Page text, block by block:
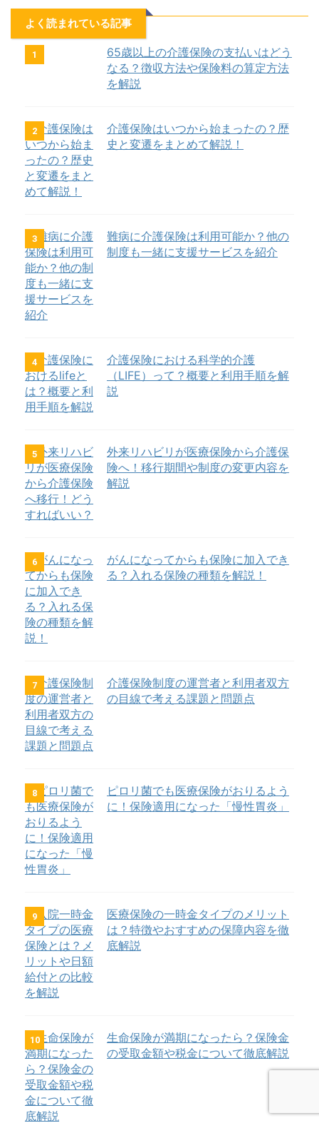
よく読まれている記事
1
65歳以上の介護保険の支払いはどう
なる？徴収方法や保険料の算定方法
を解説
2
介護保険はいつから始まったの？歴
史と変遷をまとめて解説！
3
難病に介護保険は利用可能か？他の
制度も一緒に支援サービスを紹介
4
介護保険における科学的介護
（LIFE）って？概要と利用手順を解
説
5
外来リハビリが医療保険から介護保
険へ！移行期間や制度の変更内容を
解説
6
がんになってからも保険に加入でき
る？入れる保険の種類を解説！
7
介護保険制度の運営者と利用者双方
の目線で考える課題と問題点
8
ピロリ菌でも医療保険がおりるよう
に！保険適用になった「慢性胃炎」
9
医療保険の一時金タイプのメリット
は？特徴やおすすめの保障内容を徹
底解説
10
生命保険が満期になったら？保険金
の受取金額や税金について徹底解説